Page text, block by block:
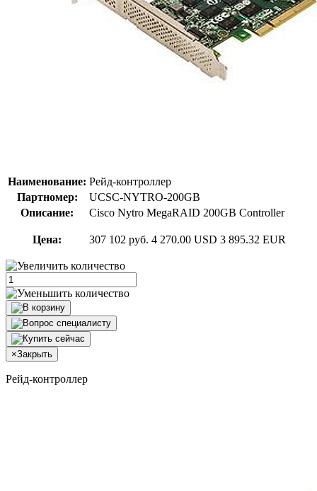
Наименование: Рейд-контроллер
Партномер:
UCSC-NYTRO-200GB
Описание:
Cisco Nytro MegaRAID 200GB Controller
Цена: 307 102 руб. 4 270.00 USD 3 895.32 EUR
×Закрыть
Рейд-контроллер